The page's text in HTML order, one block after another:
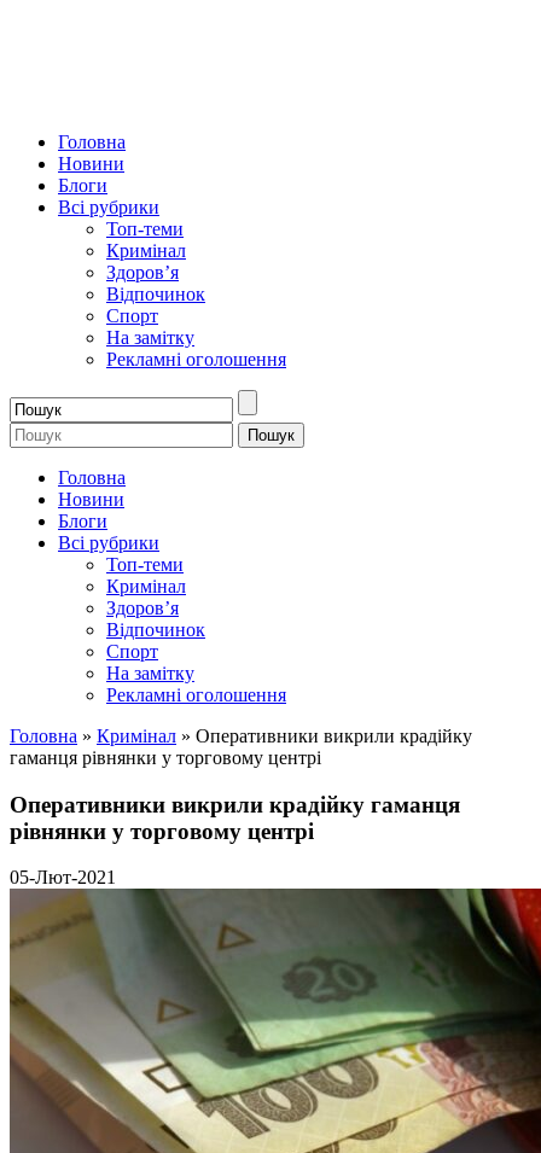
Головна
Новини
Блоги
Всі рубрики
Топ-теми
Кримінал
Здоров’я
Відпочинок
Спорт
На замітку
Рекламні оголошення
Головна
Новини
Блоги
Всі рубрики
Топ-теми
Кримінал
Здоров’я
Відпочинок
Спорт
На замітку
Рекламні оголошення
Головна » Кримінал » Оперативники викрили крадійку
гаманця рівнянки у торговому центрі
Оперативники викрили крадійку гаманця
рівнянки у торговому центрі
05-Лют-2021